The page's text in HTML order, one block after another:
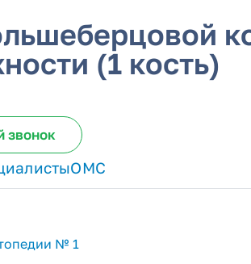
(1 кость)
звонок
ОМС
№ 1